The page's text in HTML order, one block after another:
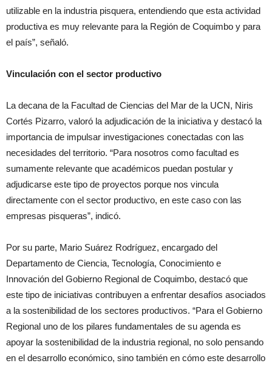
utilizable en la industria pisquera, entendiendo que esta actividad
productiva es muy relevante para la Región de Coquimbo y para
el país”, señaló.
Vinculación con el sector productivo
La decana de la Facultad de Ciencias del Mar de la UCN, Niris
Cortés Pizarro, valoró la adjudicación de la iniciativa y destacó la
importancia de impulsar investigaciones conectadas con las
necesidades del territorio. “Para nosotros como facultad es
sumamente relevante que académicos puedan postular y
adjudicarse este tipo de proyectos porque nos vincula
directamente con el sector productivo, en este caso con las
empresas pisqueras”, indicó.
Por su parte, Mario Suárez Rodríguez, encargado del
Departamento de Ciencia, Tecnología, Conocimiento e
Innovación del Gobierno Regional de Coquimbo, destacó que
este tipo de iniciativas contribuyen a enfrentar desafíos asociados
a la sostenibilidad de los sectores productivos. “Para el Gobierno
Regional uno de los pilares fundamentales de su agenda es
apoyar la sostenibilidad de la industria regional, no solo pensando
en el desarrollo económico, sino también en cómo este desarrollo